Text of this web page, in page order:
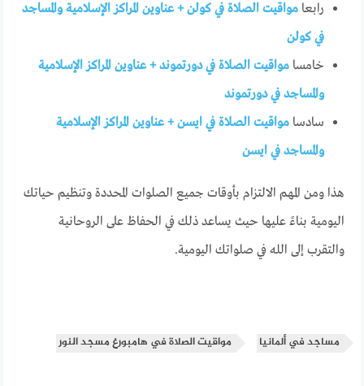
رابعامواقيت الصلاة في كولن + عناوين المراكز الإسلامية والمساجد
في كولن
خامسامواقيت الصلاة في دورتموند + عناوين المراكز الإسلامية
والمساجد في دورتموند
سادسامواقيت الصلاة في ايسن + عناوين المراكز الإسلامية
والمساجد في ايسن
هذا ومن المهم الالتزام بأوقات جميع الصلوات المحددة وتنظيم حياتك
اليومية بناءً عليها حيث يساعد ذلك في الحفاظ على الروحانية
والتقرب إلى الله في صلواتك اليومية.
مساجد في ألمانيا مواقيت الصلاة في هامبورغ مسجد النور